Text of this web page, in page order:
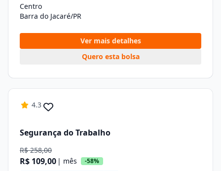
Centro
Barra do Jacaré/PR
Ver mais detalhes
Quero esta bolsa
4.3
Segurança do Trabalho
R$ 258,00
R$ 109,00 | mês -58%